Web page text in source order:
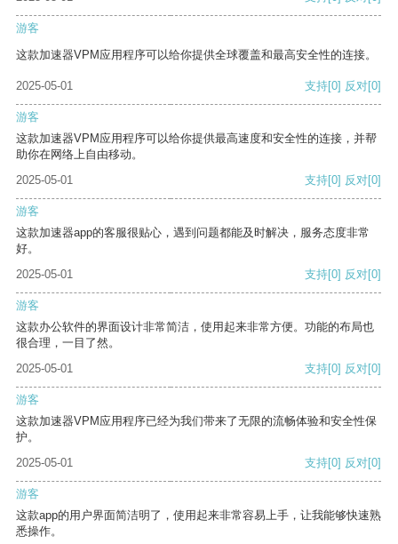
游客
这款加速器VPM应用程序可以给你提供全球覆盖和最高安全性的连接。
2025-05-01 支持[0] 反对[0]
游客
这款加速器VPM应用程序可以给你提供最高速度和安全性的连接，并帮
助你在网络上自由移动。
2025-05-01
支持[0] 反对[0]
游客
这款加速器app的客服很贴心，遇到问题都能及时解决，服务态度非常
好。
2025-05-01
支持[0] 反对[0]
游客
这款办公软件的界面设计非常简洁，使用起来非常方便。功能的布局也
很合理，一目了然。
2025-05-01
支持[0] 反对[0]
游客
这款加速器VPM应用程序已经为我们带来了无限的流畅体验和安全性保
护。
2025-05-01
支持[0] 反对[0]
游客
这款app的用户界面简洁明了，使用起来非常容易上手，让我能够快速熟
悉操作。